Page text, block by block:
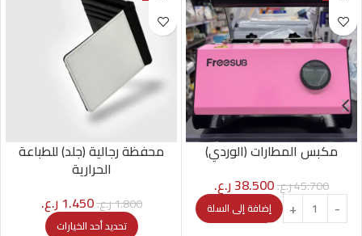
مكبس المطارات (الوردي)
45.700ر.ع.38.500ر.ع.
إضافة إلى السلة
محفظة رجالية (جلد) للطباعة
الحرارية
1.800ر.ع.1.450 ر.ع.
تحديد أحد الخيارات